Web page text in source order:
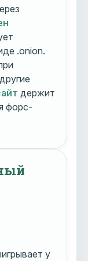
.onion.
держит
форс-
у